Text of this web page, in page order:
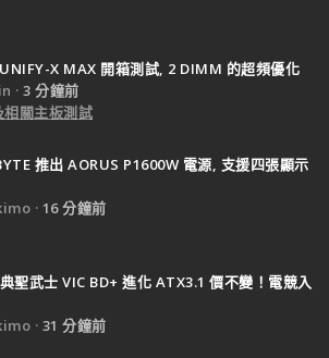
X MAX 開箱測試, 2 DIMM 的超頻優化
3 分鐘前
關主板測試
推出 AORUS P1600W 電源, 支援四張顯示
16 分鐘前
聖武士 VIC BD+ 進化 ATX3.1 價不變！電競入
31 分鐘前